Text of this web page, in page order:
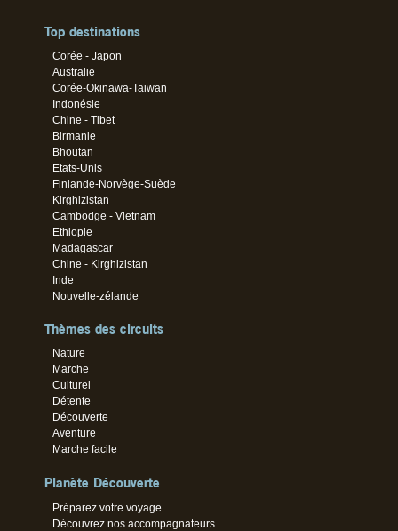
Top destinations
Corée - Japon
Australie
Corée-Okinawa-Taiwan
Indonésie
Chine - Tibet
Birmanie
Bhoutan
Etats-Unis
Finlande-Norvège-Suède
Kirghizistan
Cambodge - Vietnam
Ethiopie
Madagascar
Chine - Kirghizistan
Inde
Nouvelle-zélande
Thèmes des circuits
Nature
Marche
Culturel
Détente
Découverte
Aventure
Marche facile
Planète Découverte
Préparez votre voyage
Découvrez nos accompagnateurs